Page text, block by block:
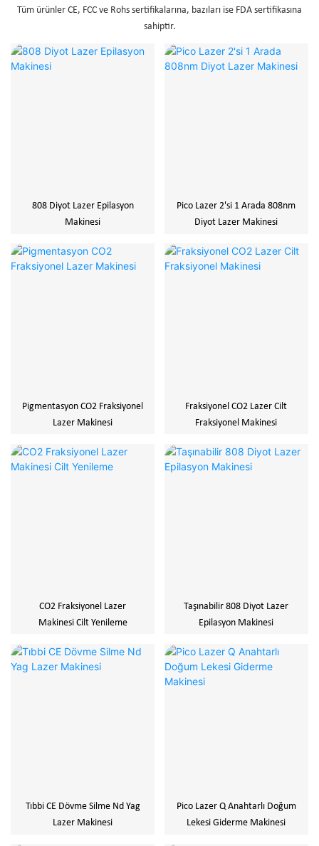
Tüm ürünler CE, FCC ve Rohs sertifikalarına, bazıları ise FDA sertifikasına
sahiptir.
808 Diyot Lazer Epilasyon
Makinesi
Pico Lazer 2'si 1 Arada 808nm
Diyot Lazer Makinesi
Pigmentasyon CO2 Fraksiyonel
Lazer Makinesi
Fraksiyonel CO2 Lazer Cilt
Fraksiyonel Makinesi
CO2 Fraksiyonel Lazer
Makinesi Cilt Yenileme
Taşınabilir 808 Diyot Lazer
Epilasyon Makinesi
Tıbbi CE Dövme Silme Nd Yag
Lazer Makinesi
Pico Lazer Q Anahtarlı Doğum
Lekesi Giderme Makinesi